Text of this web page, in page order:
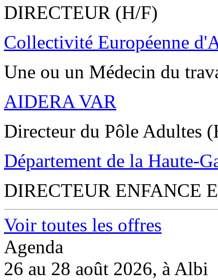
DIRECTEUR (H/F)
Collectivité Européenne
Une ou un Médecin du
AIDERA VAR
Directeur du Pôle Adultes
Département de la Haute-
DIRECTEUR ENFANCE
Voir toutes les offres
Agenda
26 au 28 août 2026, à Albi